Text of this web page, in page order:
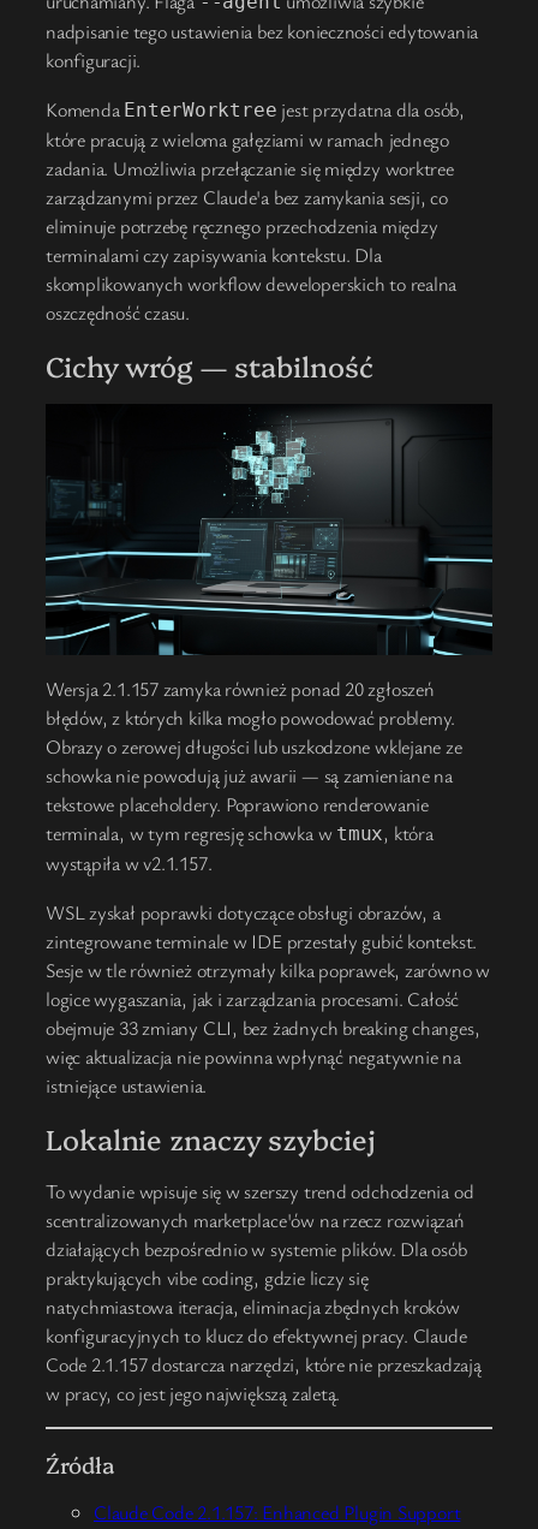
nadpisanie tego ustawienia bez konieczności edytowania
konfiguracji.
Komenda EnterWorktree jest przydatna dla osób,
które pracują z wieloma gałęziami w ramach jednego
zadania. Umożliwia przełączanie się między worktree
zarządzanymi przez Claude'a bez zamykania sesji, co
eliminuje potrzebę ręcznego przechodzenia między
terminalami czy zapisywania kontekstu. Dla
skomplikowanych workflow deweloperskich to realna
oszczędność czasu.
Cichy wróg — stabilność
Wersja 2.1.157 zamyka również ponad 20 zgłoszeń
błędów, z których kilka mogło powodować problemy.
Obrazy o zerowej długości lub uszkodzone wklejane ze
schowka nie powodują już awarii — są zamieniane na
tekstowe placeholdery. Poprawiono renderowanie
terminala, w tym regresję schowka w tmux, która
wystąpiła w v2.1.157.
WSL zyskał poprawki dotyczące obsługi obrazów, a
zintegrowane terminale w IDE przestały gubić kontekst.
Sesje w tle również otrzymały kilka poprawek, zarówno w
logice wygaszania, jak i zarządzania procesami. Całość
obejmuje 33 zmiany CLI, bez żadnych breaking changes,
więc aktualizacja nie powinna wpłynąć negatywnie na
istniejące ustawienia.
Lokalnie znaczy szybciej
To wydanie wpisuje się w szerszy trend odchodzenia od
scentralizowanych marketplace'ów na rzecz rozwiązań
działających bezpośrednio w systemie plików. Dla osób
praktykujących vibe coding, gdzie liczy się
natychmiastowa iteracja, eliminacja zbędnych kroków
konfiguracyjnych to klucz do efektywnej pracy. Claude
Code 2.1.157 dostarcza narzędzi, które nie przeszkadzają
w pracy, co jest jego największą zaletą.
Źródła
Claude Code 2.1.157: Enhanced Plugin Support